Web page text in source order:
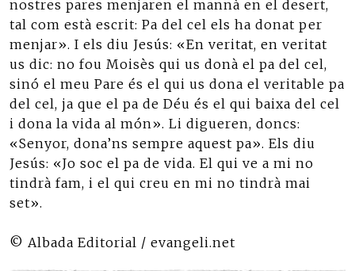
nostres pares menjaren el mannà en el desert,
tal com està escrit: Pa del cel els ha donat per
menjar». I els diu Jesús: «En veritat, en veritat
us dic: no fou Moisès qui us donà el pa del cel,
sinó el meu Pare és el qui us dona el veritable pa
del cel, ja que el pa de Déu és el qui baixa del cel
i dona la vida al món». Li digueren, doncs:
«Senyor, dona’ns sempre aquest pa». Els diu
Jesús: «Jo soc el pa de vida. El qui ve a mi no
tindrà fam, i el qui creu en mi no tindrà mai
set».
© Albada Editorial / evangeli.net